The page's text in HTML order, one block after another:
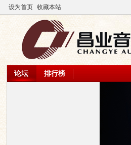
设为首页 收藏本站
论坛 排行榜